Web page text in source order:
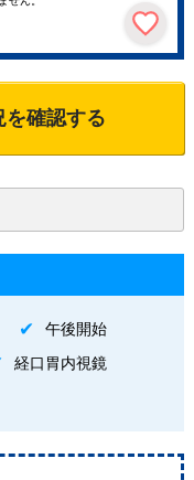
確認する
午後開始
経口胃内視鏡